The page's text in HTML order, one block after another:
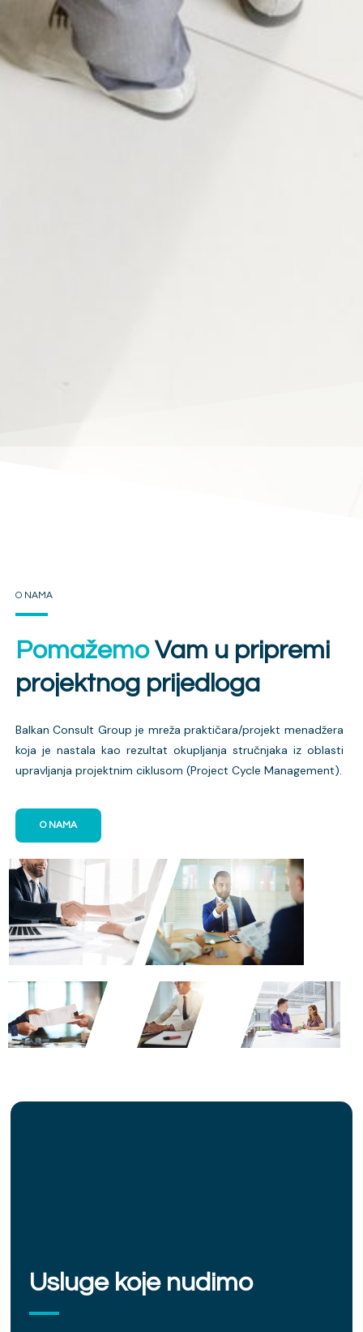
O NAMA
PomažemoVam u pripremi
projektnog prijedloga
Balkan Consult Group je mreža praktičara/projekt menadžera
koja je nastala kao rezultat okupljanja stručnjaka iz oblasti
upravljanja projektnim ciklusom (Project Cycle Management).
O NAMA
Usluge koje nudimo